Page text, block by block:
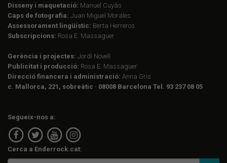
Disseny i maquetació: Manuel Cuyàs
Caps de fotografia: Juan Miguel Morales
Assessorament lingüístic: Berta Herreros
Subscripcions: Rosa E. Massaguer
Gerència i projectes: Jordi Novell
Publicitat i producció: Rosa E. Massaguer
Direcció financera i administració: Anna Gris
c. Mallorca, 221, sobreàtic · 08008 Barcelona Tel. 93 237 08 05
Segueix-nos a:
Cerca a Enderrock.cat: